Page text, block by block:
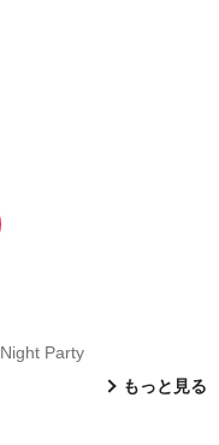
Night Party
もっと見る